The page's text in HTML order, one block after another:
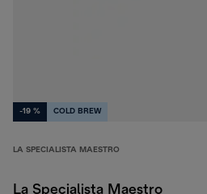
-19 % COLD BREW
LA SPECIALISTA MAESTRO
La Specialista Maestro